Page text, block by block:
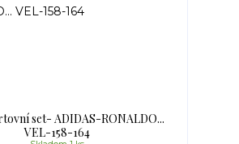
set- ADIDAS-RONALDO...
VEL-158-164